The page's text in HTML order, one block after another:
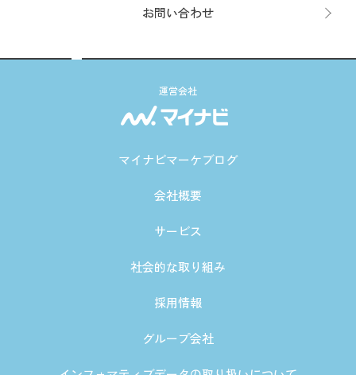
お問い合わせ
運営会社
マイナビマーケブログ
会社概要
サービス
社会的な取り組み
採用情報
グループ会社